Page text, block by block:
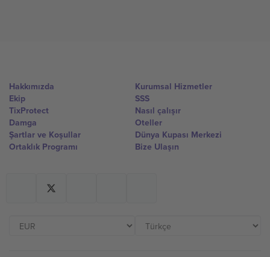
Hakkımızda
Ekip
TixProtect
Damga
Şartlar ve Koşullar
Ortaklık Programı
Kurumsal Hizmetler
SSS
Nasıl çalışır
Oteller
Dünya Kupası Merkezi
Bize Ulaşın